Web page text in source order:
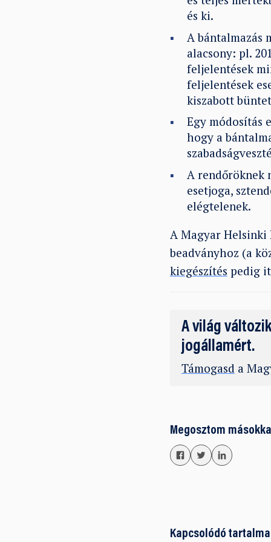
és ki.
A bántalmazás
alacsony: pl.
feljelentések
feljelentések
kiszabott
Egy módosítás
hogy a
A rendőröknek
esetjoga,
elégtelenek.
A Magyar Helsinki
beadványhoz (a
kiegészítés pedig
A világ
jogállamért.
Támogasd a
Megosztom
Kapcsolódó